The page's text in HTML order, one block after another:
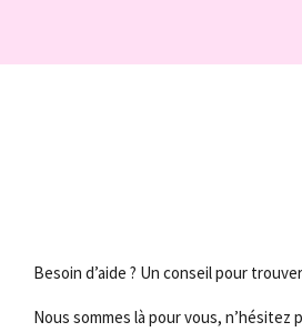
Besoin d’aide ? Un conseil pour
Nous sommes là pour vous, n’hésitez